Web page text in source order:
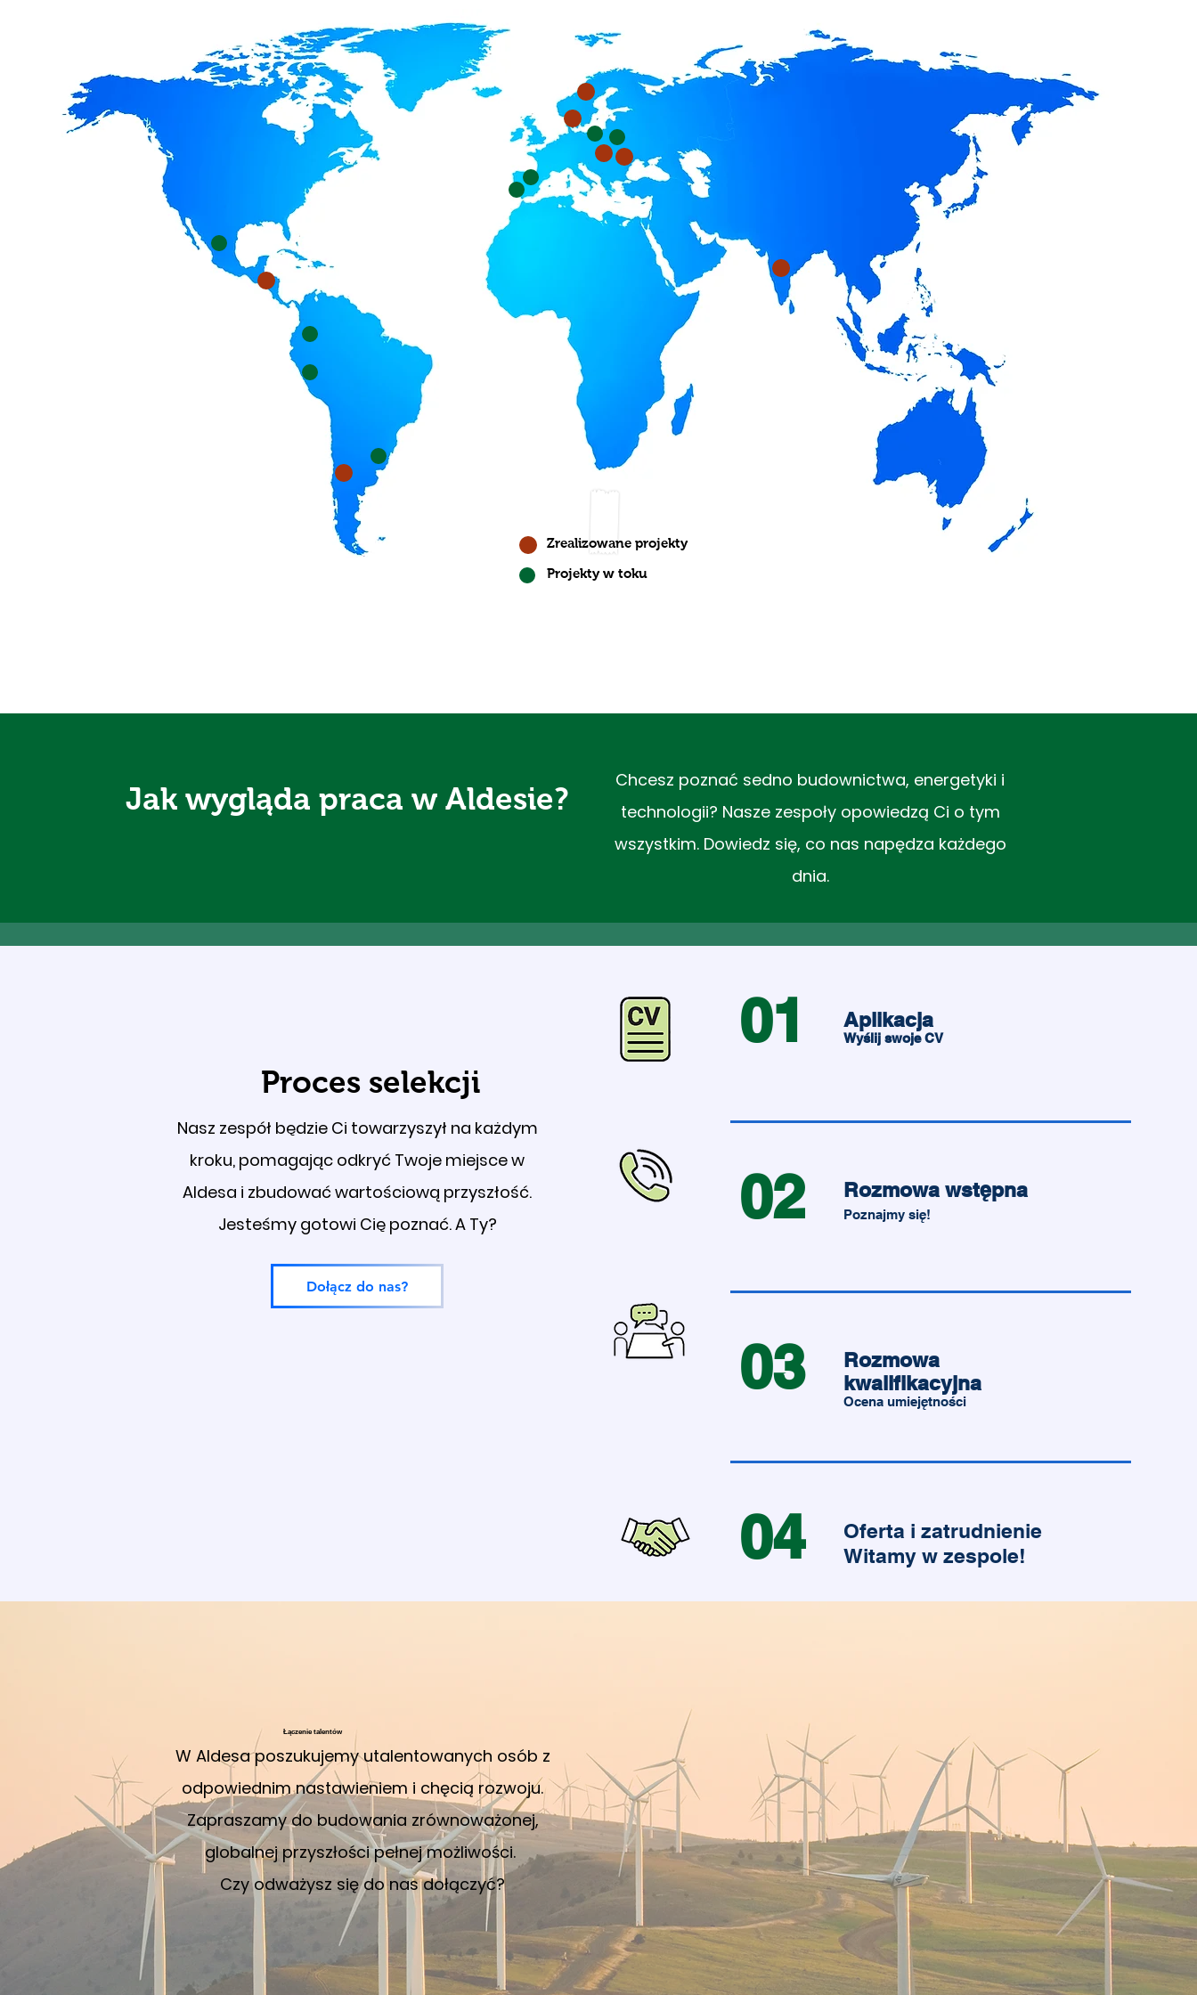
Zrealizowane projekty
Projekty w toku
Jak wygląda praca w Aldesie?
Chcesz poznać sedno budownictwa, energetyki i
technologii? Nasze zespoły opowiedzą Ci o tym
wszystkim. Dowiedz się, co nas napędza każdego
dnia.
Proces selekcji
Nasz zespół będzie Ci towarzyszył na każdym
kroku, pomagając odkryć Twoje miejsce w
Aldesa i zbudować wartościową przyszłość.
Jesteśmy gotowi Cię poznać. A Ty?
Dołącz do nas?
01 Aplikacja
Wyślij swoje CV
02 Rozmowa wstępna
Poznajmy się!
03
Rozmowa
kwalifikacyjna
Ocena umiejętności
04
Oferta i zatrudnienie
Witamy w zespole!
Łączenie talentów
W Aldesa poszukujemy utalentowanych osób z
odpowiednim nastawieniem i chęcią rozwoju.
Zapraszamy do budowania zrównoważonej,
globalnej przyszłości pełnej możliwości.
Czy odważysz się do nas dołączyć?